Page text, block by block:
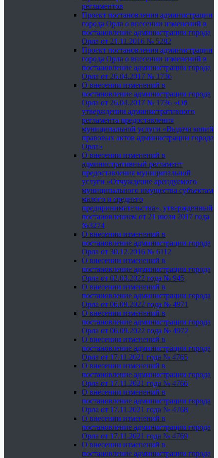
регламентов
Проект постановления администрации
города Орла о внесении изменений в
постановление администрации города
Орла от 21.11.2016 № 5282
Проект постановления администрации
города Орла о внесении изменений в
постановление администрации города
Орла от 26.04.2017 № 1736
О внесении изменений в
постановление администрации города
Орла от 26.04.2017 № 1736 «Об
утверждении административного
регламента предоставления
муниципальной услуги «Выдача копий
правовых актов администрации города
Орла»
О внесении изменений в
административный регламент
предоставления муниципальной
услуги «Отчуждение арендуемого
муниципального имущества субъектам
малого и среднего
предпринимательства», утвержденный
постановлением от 21 июля 2017 года
№3274
О внесении изменений в
постановление администрации города
Орла от 30.12.2016 № 6112
О внесении изменений в
постановление администрации города
Орла от 02.03.2022 года № 945
О внесении изменений в
постановление администрации города
Орла от 06.09.2022 года № 4971
О внесении изменений в
постановление администрации города
Орла от 06.09.2022 года № 4972
О внесении изменений в
постановление администрации города
Орла от 17.11.2021 года № 4765
О внесении изменений в
постановление администрации города
Орла от 17.11.2021 года № 4766
О внесении изменений в
постановление администрации города
Орла от 17.11.2021 года № 4768
О внесении изменений в
постановление администрации города
Орла от 17.11.2021 года № 4769
О внесении изменений в
постановление администрации города